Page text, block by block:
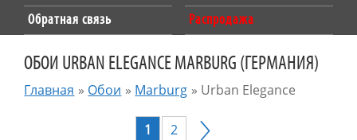
Обратная связь
Распродажа
ОБОИ URBAN ELEGANCE MARBURG (ГЕРМАНИЯ)
Главная » Обои » Marburg » Urban Elegance
1 2